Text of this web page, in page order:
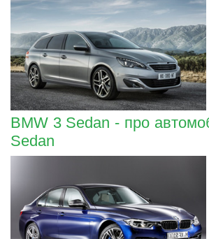
BMW 3 Sedan - про
Sedan